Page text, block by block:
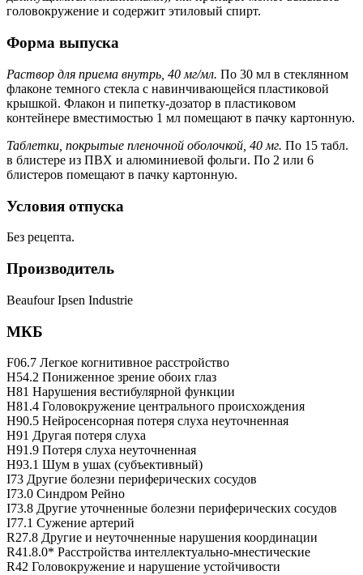
головокружение и содержит этиловый спирт.
Форма выпуска
Раствор для приема внутрь, 40 мг/мл. По 30 мл в стеклянном
флаконе темного стекла с навинчивающейся пластиковой
крышкой. Флакон и пипетку-дозатор в пластиковом
контейнере вместимостью 1 мл помещают в пачку картонную.
Таблетки, покрытые пленочной оболочкой, 40 мг. По 15 табл.
в блистере из ПВХ и алюминиевой фольги. По 2 или 6
блистеров помещают в пачку картонную.
Условия отпуска
Без рецепта.
Производитель
Beaufour Ipsen Industrie
МКБ
F06.7 Легкое когнитивное расстройство
H54.2 Пониженное зрение обоих глаз
H81 Нарушения вестибулярной функции
H81.4 Головокружение центрального происхождения
H90.5 Нейросенсорная потеря слуха неуточненная
H91 Другая потеря слуха
H91.9 Потеря слуха неуточненная
H93.1 Шум в ушах (субъективный)
I73 Другие болезни периферических сосудов
I73.0 Синдром Рейно
I73.8 Другие уточненные болезни периферических сосудов
I77.1 Сужение артерий
R27.8 Другие и неуточненные нарушения координации
R41.8.0* Расстройства интеллектуально-мнестические
R42 Головокружение и нарушение устойчивости